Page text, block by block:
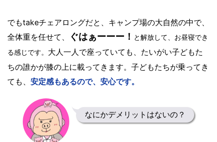
でもtakeチェアロングだと、キャンプ場の大自然の中で、
全体重を任せて、
ぐはぁーーー！ と解放して、お昼寝でき
る感じです。 大人一人で座っていても、たいがい子どもた
ちの誰かが膝の上に載ってきます。子どもたちが乗ってき
ても、 安定感もあるので、安心です。
なにかデメリットはないの？